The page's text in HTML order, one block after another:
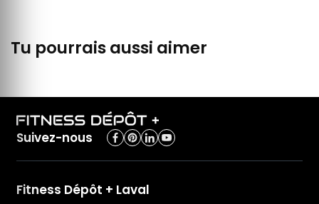
Tu pourrais aussi aimer
Suivez-nous
Fitness Dépôt + Laval